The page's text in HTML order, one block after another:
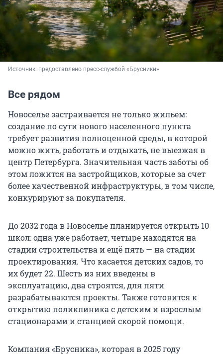
Источник: предоставлено пресс-службой «Брусники»
Все рядом
Новоселье застраивается не только жильем:
создание по сути нового населенного пункта
требует развития полноценной среды, в которой
можно жить, работать и отдыхать, не выезжая в
центр Петербурга. Значительная часть заботы об
этом ложится на застройщиков, которые за счет
более качественной инфраструктуры, в том числе,
конкурируют за покупателя.
До 2032 года в Новоселье планируется открыть 10
школ: одна уже работает, четыре находятся на
стадии строительства и ещё пять — на стадии
проектирования. Что касается детских садов, то
их будет 22. Шесть из них введены в
эксплуатацию, два строятся, для пяти
разрабатываются проекты. Также готовится к
открытию поликлиника с детским и взрослым
стационарами и станцией скорой помощи.
Компания «Брусника», которая в 2025 году